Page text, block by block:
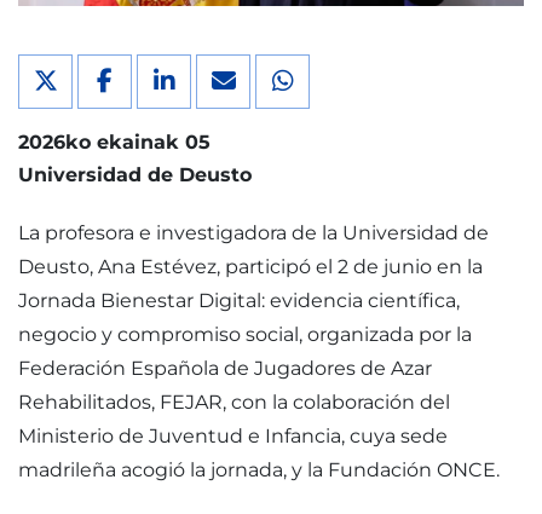
2026ko ekainak 05
Universidad de Deusto
La profesora e investigadora de la Universidad de
Deusto, Ana Estévez, participó el 2 de junio en la
Jornada Bienestar Digital: evidencia científica,
negocio y compromiso social, organizada por la
Federación Española de Jugadores de Azar
Rehabilitados, FEJAR, con la colaboración del
Ministerio de Juventud e Infancia, cuya sede
madrileña acogió la jornada, y la Fundación ONCE.